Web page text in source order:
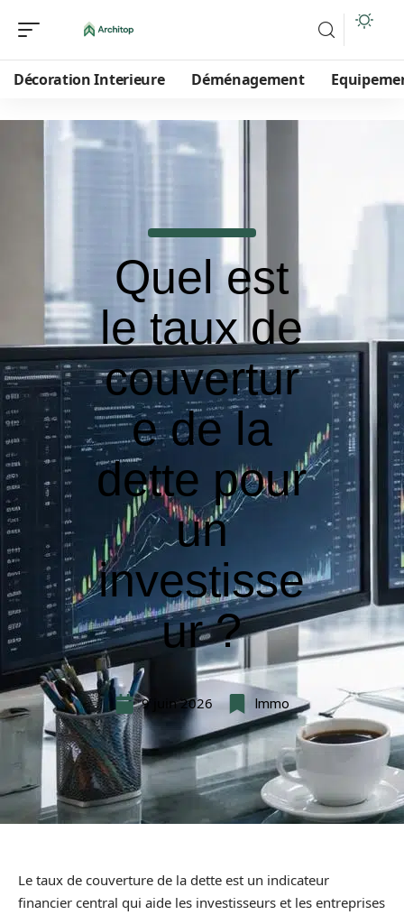
Décoration Interieure Déménagement
Quel est
le taux de
couvertur
e de la
dette pour
un
investisse
ur ?
9 juin 2026 Immo
Le taux de couverture de la dette est un indicateur
financier central qui aide les investisseurs et les entreprises